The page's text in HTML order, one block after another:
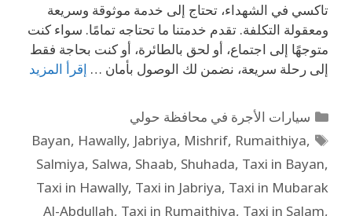
تاكسي في الشهداء، تحتاج إلى خدمة موثوقة وسريعة
ومعقولة التكلفة. تقدم خدمتنا ما تحتاجه تمامًا. سواء كنت
متوجهًا إلى اجتماع، أو لحق بالطائرة، أو كنت بحاجة فقط
إلى رحلة سريعة، نضمن لك الوصول بأمان … إقرأ المزيد
سيارات الأجرة في محافظة حولي
Bayan, Hawally, Jabriya, Mishrif, Rumaithiya,
Salmiya, Salwa, Shaab, Shuhada, Taxi in Bayan,
Taxi in Hawally, Taxi in Jabriya, Taxi in Mubarak
Al-Abdullah, Taxi in Rumaithiya, Taxi in Salam,